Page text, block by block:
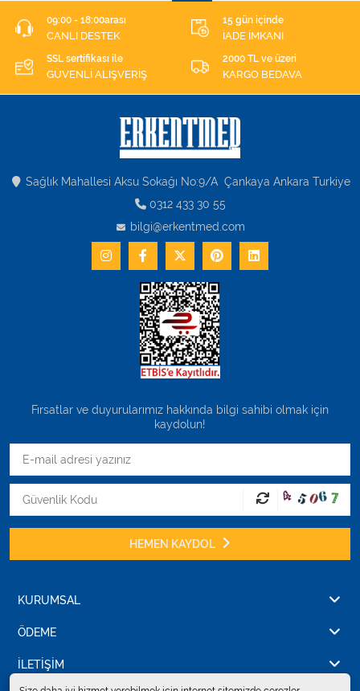
09:00 - 18:00arası
CANLI DESTEK
15 gün içinde
İADE İMKANI
SSL sertifikası ile
GÜVENLİ ALIŞVERİŞ
2000 TL ve üzeri
KARGO BEDAVA
Sağlık Mahallesi Aksu Sokağı No:9/A Çankaya Ankara Turkiye
0312 433 30 55
bilgi@erkentmed.com
Fırsatlar ve duyurularımız hakkında bilgi sahibi olmak için
kaydolun!
HEMEN KAYDOL
KURUMSAL
ÖDEME
İLETİŞİM